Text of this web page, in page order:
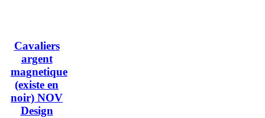
Cavaliers
argent
magnetique
(existe en
noir) NOV
Design